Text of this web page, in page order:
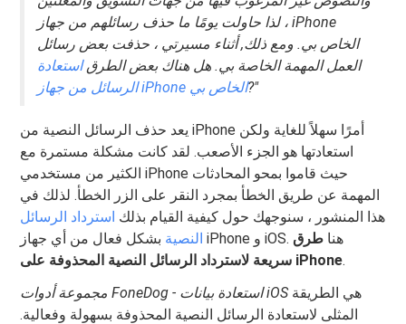
، لذا حاولت يومًا ما حذف رسائلهم من جهاز iPhone
الخاص بي. ومع ذلك,أثناء مسيرتي ، حذفت بعض رسائل
العمل المهمة الخاصة بي.هل هناك بعض الطرقاستعادة
الرسائل من جهاز iPhone الخاص بي?"
يعد حذف الرسائل النصية من iPhone أمرًا سهلاً للغاية ولكن
استعادتها هو الجزء الأصعب. لقد كانت مشكلة مستمرة مع
الكثير من مستخدمي iPhone حيث قاموا بمحو المحادثات
المهمة عن طريق الخطأ بمجرد النقر على الزر الخطأ. لذلك في
هذا المنشور ، سنوجهك حول كيفية القيام بذلك استرداد الرسائل
النصية
بشكل فعال من أي جهاز iPhone و iOS. هنا طرق
سريعة لاسترداد الرسائل النصية المحذوفة على iPhone.
مجموعة أدوات FoneDog - استعادة بيانات iOS هي الطريقة
المثلى لاستعادة الرسائل النصية المحذوفة بسهولة وفعالية.